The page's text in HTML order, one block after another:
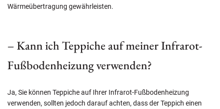
Wärmeübertragung gewährleisten.
– Kann ich Teppiche auf meiner Infrarot-
Fußbodenheizung verwenden?
Ja, Sie können Teppiche auf Ihrer Infrarot-Fußbodenheizung
verwenden, sollten jedoch darauf achten, dass der Teppich einen